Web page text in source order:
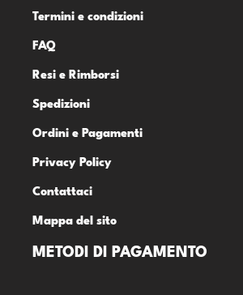
Termini e condizioni
FAQ
Resi e Rimborsi
Spedizioni
Ordini e Pagamenti
Privacy Policy
Contattaci
Mappa del sito
METODI DI PAGAMENTO